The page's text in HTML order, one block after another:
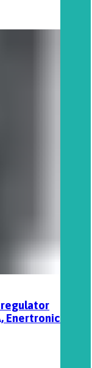
regulator
Enertronica